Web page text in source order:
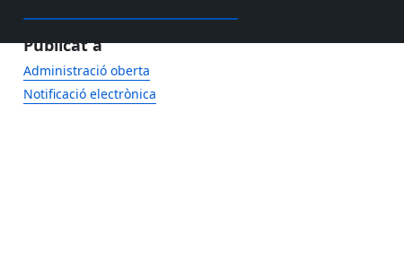
Publicat a
Administració oberta
Notificació electrònica